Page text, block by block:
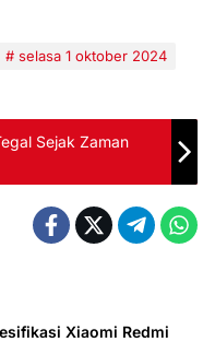
selasa 1 oktober 2024
Sejak Zaman
Xiaomi Redmi